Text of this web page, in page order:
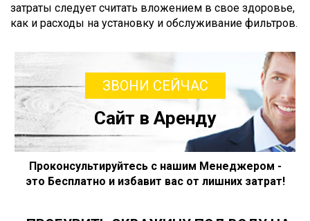
затраты следует считать вложением в свое здоровье,
как и расходы на установку и обслуживание фильтров.
ЗВОНИ СЕЙЧАС
Сайт в Аренду
Проконсультируйтесь с нашим Менеджером -
это Бесплатно и избавит вас от лишних затрат!